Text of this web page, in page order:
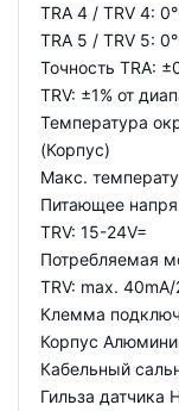
TRA 4 / TRV 4:
TRA 5 / TRV 5:
Точность TRA:
TRV: ±1% от
Температура
(Корпус)
Макс.
Питающее
TRV: 15-24V=
Потребляемая
TRV: max. 40mA/
Клемма
Корпус
Кабельный
Гильза датчика